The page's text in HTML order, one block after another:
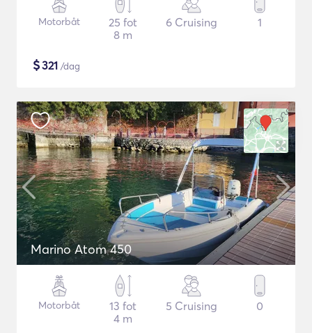
Motorbåt
25 fot
8 m
6 Cruising 1
$321 /dag
Marino Atom 450
Motorbåt
13 fot
4 m
5 Cruising 0